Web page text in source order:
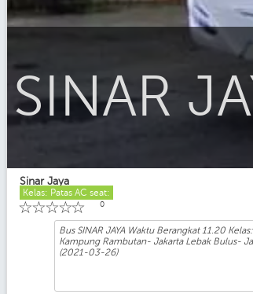
SINAR
Sinar Jaya
Kelas: Patas AC seat:
☆
☆
☆
☆
☆ 0
Bus SINAR JAYA Waktu Berangkat 11.20
Kampung Rambutan- Jakarta Lebak Bulus-
(2021-03-26)